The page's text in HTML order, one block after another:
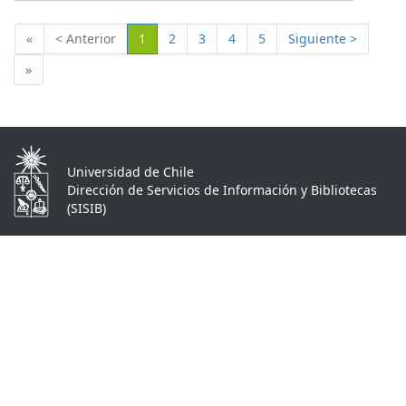
« < Anterior 1 (Actual)
2 3 4 5
Siguiente >
»
Universidad de Chile
Dirección de Servicios de Información y Bibliotecas
(SISIB)